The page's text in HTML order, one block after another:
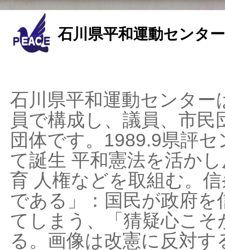
石川県平和運動センタ
石川県平和運動センタ
員で構成し、議員、市
団体です。1989.9県評
て誕生 平和憲法を活か
育 人権などを取組む。
である」：国民が政府
てしまう、「猜疑心こ
る。画像は改憲に反対